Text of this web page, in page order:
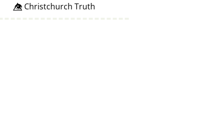
👁️⃤ Christchurch Truth